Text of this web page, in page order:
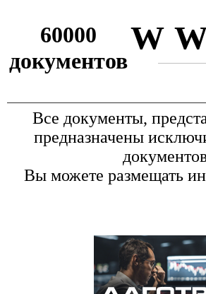
60000
документов
Все документы,
предназначены
Вы можете размещать